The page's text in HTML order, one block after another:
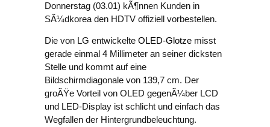
Donnerstag (03.01) kÃ¶nnen Kunden in
SÃ¼dkorea den HDTV offiziell vorbestellen.
Die von LG entwickelte OLED-Glotze misst
gerade einmal 4 Millimeter an seiner dicksten
Stelle und kommt auf eine
Bildschirmdiagonale von 139,7 cm. Der
groÃŸe Vorteil von OLED gegenÃ¼ber LCD
und LED-Display ist schlicht und einfach das
Wegfallen der Hintergrundbeleuchtung.